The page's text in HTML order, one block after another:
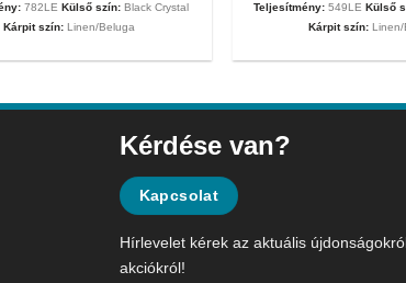
782LE Külső szín: Black Crystal
Kárpit szín:Linen/Beluga
Teljesítmény:549LE Külső
Kárpit szín:Linen/
Kérdése van?
Kapcsolat
Hírlevelet kérek az aktuális
akciókról!